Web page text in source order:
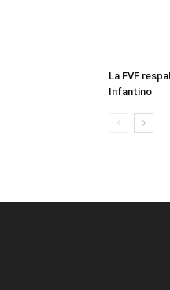
La FVF
Infantino